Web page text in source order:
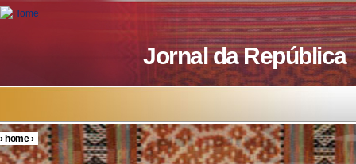
Skip to main content
Jornal da República
You are here
›home›